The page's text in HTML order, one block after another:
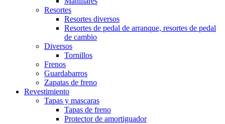
Resortes
Resortes diversos
Resortes de pedal de arranque, resortes de pedal
de cambio
Diversos
Tornillos
Frenos
Guardabarros
Zapatas de freno
Revestimiento
Tapas y mascaras
Tapas de freno
Protector de amortiguador